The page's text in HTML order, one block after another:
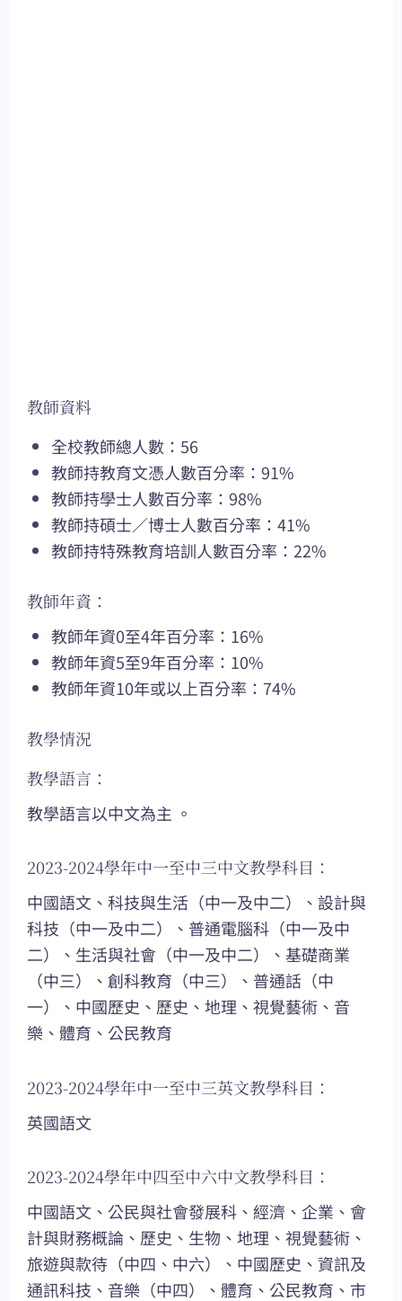
教師資料
全校教師總人數：56
教師持教育文憑人數百分率：91%
教師持學士人數百分率：98%
教師持碩士／博士人數百分率：41%
教師持特殊教育培訓人數百分率：22%
教師年資：
教師年資0至4年百分率：16%
教師年資5至9年百分率：10%
教師年資10年或以上百分率：74%
教學情況
教學語言：
教學語言以中文為主 。
2023-2024學年中一至中三中文教學科目：
中國語文、科技與生活（中一及中二）、設計與
科技（中一及中二）、普通電腦科（中一及中
二）、生活與社會（中一及中二）、基礎商業
（中三）、創科教育（中三）、普通話（中
一）、中國歷史、歷史、地理、視覺藝術、音
樂、體育、公民教育
2023-2024學年中一至中三英文教學科目：
英國語文
2023-2024學年中四至中六中文教學科目：
中國語文、公民與社會發展科、經濟、企業、會
計與財務概論、歷史、生物、地理、視覺藝術、
旅遊與款待（中四、中六）、中國歷史、資訊及
通訊科技、音樂（中四）、體育、公民教育、市